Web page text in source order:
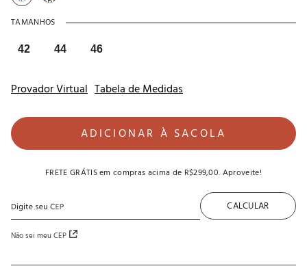
TAMANHOS
42 44 46
Provador Virtual Tabela de Medidas
ADICIONAR À SACOLA
FRETE GRÁTISem compras acima de R$299,00. Aproveite!
Não sei meu CEP
CALCULAR